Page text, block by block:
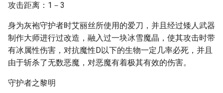
攻击距离：1－3
身为灰袍守护者时艾丽丝所使用的爱刀，并且经过矮人武器
制作大师进行过改造，融入过一块冰雪魔晶，使其攻击时带
有冰属性伤害，对抗魔性D以下的生物一定几率必死，并且
由于斩杀了无数恶魔，对恶魔有着极其有效的伤害。
守护者之黎明